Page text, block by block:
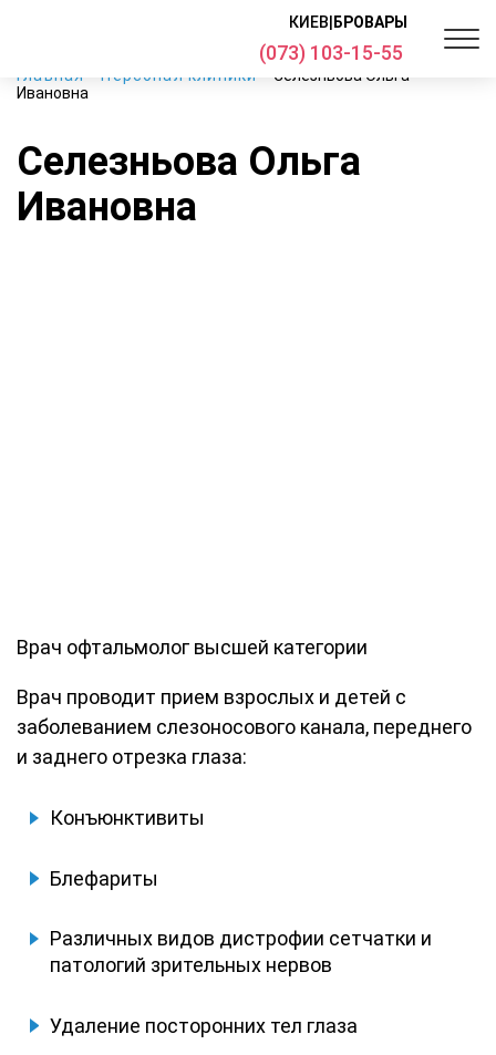
КИЕВ БРОВАРЫ
(073) 103-15-55
Главная Персонал клиники
Селезньова Ольга
Ивановна
Селезньова Ольга
Ивановна
Врач офтальмолог высшей категории
Врач проводит прием взрослых и детей с
заболеванием слезоносового канала, переднего
и заднего отрезка глаза:
Конъюнктивиты
Блефариты
Различных видов дистрофии сетчатки и
патологий зрительных нервов
Удаление посторонних тел глаза